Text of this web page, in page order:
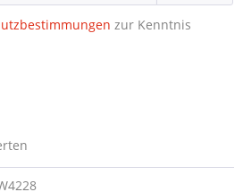
zur Kenntnis